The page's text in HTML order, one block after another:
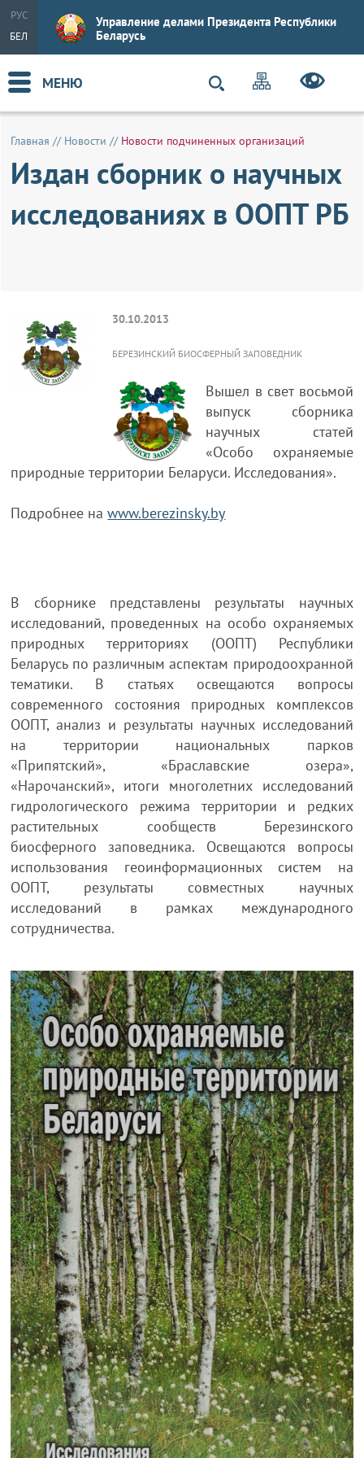
РУС
БЕЛ
Управление делами Президента Республики
Беларусь
МЕНЮ
Главная // Новости // Новости подчиненных организаций
Издан сборник о научных
исследованиях в ООПТ РБ
30.10.2013
БЕРЕЗИНСКИЙ БИОСФЕРНЫЙ ЗАПОВЕДНИК
Вышел в свет восьмой
выпуск сборника
научных статей
«Особо охраняемые
природные территории Беларуси. Исследования».
Подробнее наwww.berezinsky.by
В сборнике представлены результаты научных
исследований, проведенных на особо охраняемых
природных территориях (ООПТ) Республики
Беларусь по различным аспектам природоохранной
тематики. В статьях освещаются вопросы
современного состояния природных комплексов
ООПТ, анализ и результаты научных исследований
на территории национальных парков
«Припятский», «Браславские озера»,
«Нарочанский», итоги многолетних исследований
гидрологического режима территории и редких
растительных сообществ Березинского
биосферного заповедника. Освещаются вопросы
использования геоинформационных систем на
ООПТ, результаты совместных научных
исследований в рамках международного
сотрудничества.